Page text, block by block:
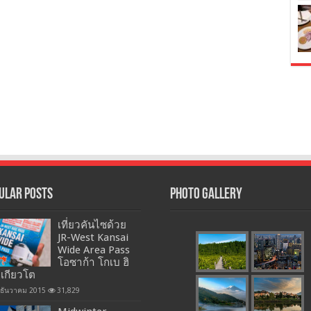
Posts
เที่ยวคันไซด้วย
JR-West Kansai
Wide Area Pass
โอซาก้า โกเบ ฮิ
กียวโต
นวาคม 2015 31,829
Photo Gallery